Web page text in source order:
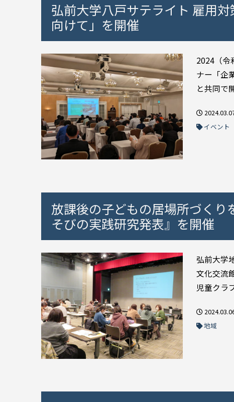
弘前大学八戸サテライト 雇用
向けて」を開催
2024（令
ナー「企
と共同で
イベント
放課後の子どもの居場所づく
そびの実践研究発表』を開催
弘前大学
文化交流
児童クラ
地域